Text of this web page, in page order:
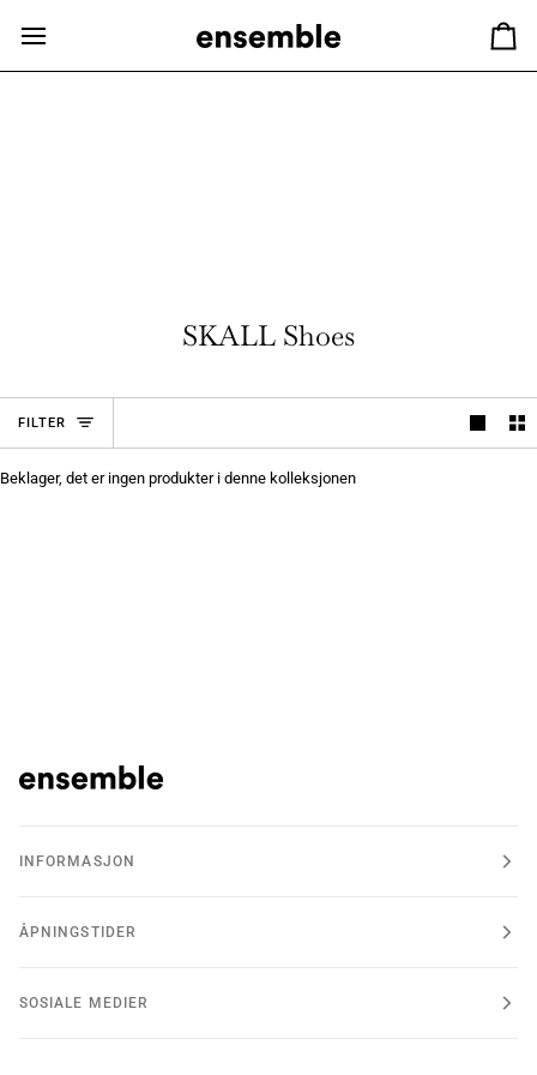
SKALL Shoes
FILTER
Beklager, det er ingen produkter i denne kolleksjonen
INFORMASJON
ÅPNINGSTIDER
SOSIALE MEDIER